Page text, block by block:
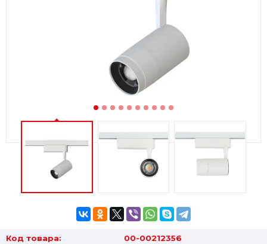
Код товара:
00-00212356